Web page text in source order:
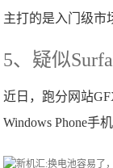
主打的是入门级市
5、疑似
近日，跑分网站
Windows Phone手